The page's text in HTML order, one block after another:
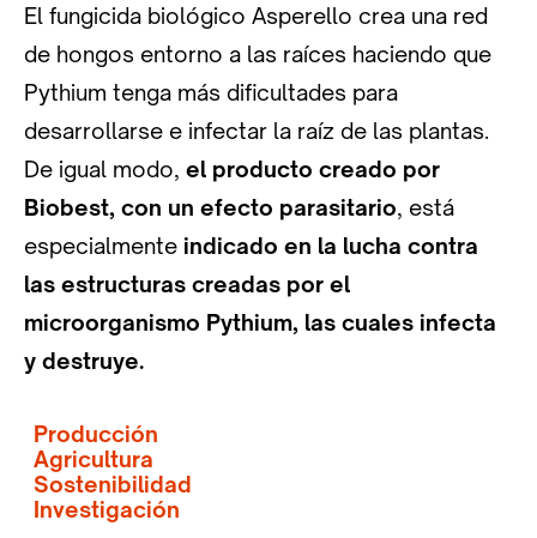
El fungicida biológico Asperello crea una red
de hongos entorno a las raíces haciendo que
Pythium tenga más dificultades para
desarrollarse e infectar la raíz de las plantas.
De igual modo, el producto creado por
Biobest, con un efecto parasitario, está
especialmente indicado en la lucha contra
las estructuras creadas por el
microorganismo Pythium, las cuales infecta
y destruye.
Producción
Agricultura
Sostenibilidad
Investigación